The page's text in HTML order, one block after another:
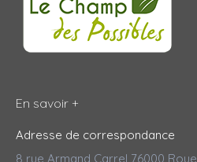
En savoir +
Adresse de correspondance
8 rue Armand Carrel 76000